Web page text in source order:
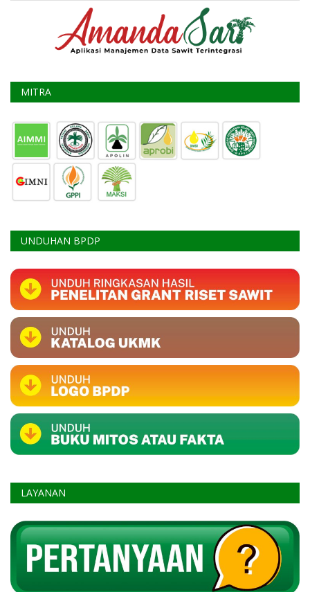
MITRA
UNDUHAN BPDP
LAYANAN